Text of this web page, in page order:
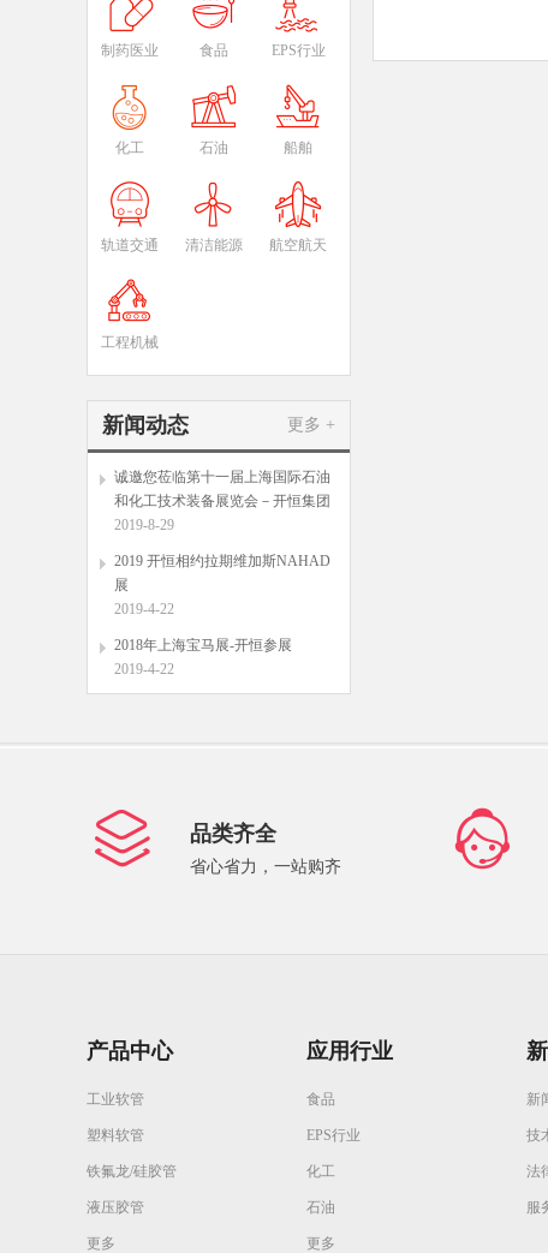
制药医业 食品 EPS行业
化工 石油 船舶
轨道交通 清洁能源 航空航天
工程机械
更多 +
新闻动态
诚邀您莅临第十一届上海国际石油
和化工技术装备展览会－开恒集团
2019-8-29
2019 开恒相约拉期维加斯NAHAD
展
2019-4-22
2018年上海宝马展-开恒参展
2019-4-22
品类齐全
省心省力，一站购齐
产品中心
工业软管
塑料软管
铁氟龙/硅胶管
液压胶管
更多
应用行业
食品
EPS行业
化工
石油
更多
新
技
法
服